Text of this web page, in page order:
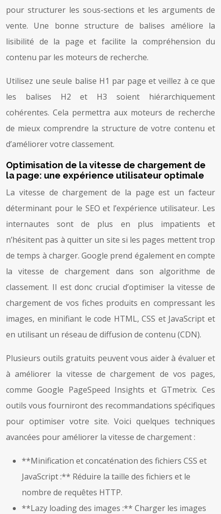
pour structurer les sous-sections et les arguments de
vente. Une bonne structure de balises améliore la
lisibilité de la page et facilite la compréhension du
contenu par les moteurs de recherche.
Utilisez une seule balise H1 par page et veillez à ce que
les balises H2 et H3 soient hiérarchiquement
cohérentes. Cela permettra aux moteurs de recherche
de mieux comprendre la structure de votre contenu et
d’améliorer votre classement.
Optimisation de la vitesse de chargement de
la page: une expérience utilisateur optimale
La vitesse de chargement de la page est un facteur
déterminant pour le SEO et l’expérience utilisateur. Les
internautes sont de plus en plus impatients et
n’hésitent pas à quitter un site si les pages mettent trop
de temps à charger. Google prend également en compte
la vitesse de chargement dans son algorithme de
classement. Il est donc crucial d’optimiser la vitesse de
chargement de vos fiches produits en compressant les
images, en minifiant le code HTML, CSS et JavaScript et
en utilisant un réseau de diffusion de contenu (CDN).
Plusieurs outils gratuits peuvent vous aider à évaluer et
à améliorer la vitesse de chargement de vos pages,
comme Google PageSpeed Insights et GTmetrix. Ces
outils vous fourniront des recommandations spécifiques
pour optimiser votre site. Voici quelques techniques
avancées pour améliorer la vitesse de chargement :
**Minification et concaténation des fichiers CSS et
JavaScript :** Réduire la taille des fichiers et le
nombre de requêtes HTTP.
**Lazy loading des images :** Charger les images